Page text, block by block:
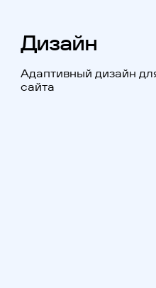
Дизайн
Адаптивный дизайн
сайта